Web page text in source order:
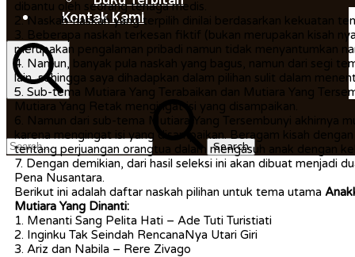
Kontak Kami
Search
Search
for:
dibantu oleh seorang tenaga medis.
2. Naskah-naskah yang terpilih dinilai berdasarkan kekuatan
3. Beberapa naskah terkesan fiktif (bukan merupakan kisah
merupakan pengalaman pribadi namun tidak menyantumkan
4. Namun, banyak pula naskah yang bagus, namun dari segi
lain, sehingga saya dihadapkan dalam pilihan sulit dalam
5. Sub-tema Mutiara Yang Terabaikan dan Mutiara Yang
Mutiara Yang Retak mengingat isi yang disampaikan.
6. Namun dari sub-tema Mutiara Yang Tersembunyi akhirnya
karena mengingat isi yang disampaikan. Beragam kisah
tentang perjuangan orangtua dalam mengasuh anak dengan
7. Dengan demikian, dari hasil seleksi ini akan dibuat menjadi
Pena Nusantara.
Berikut ini adalah daftar naskah pilihan untuk tema utama
Mutiara Yang Dinanti:
1. Menanti Sang Pelita Hati – Ade Tuti Turistiati
2. Inginku Tak Seindah RencanaNya Utari Giri
3. Ariz dan Nabila – Rere Zivago